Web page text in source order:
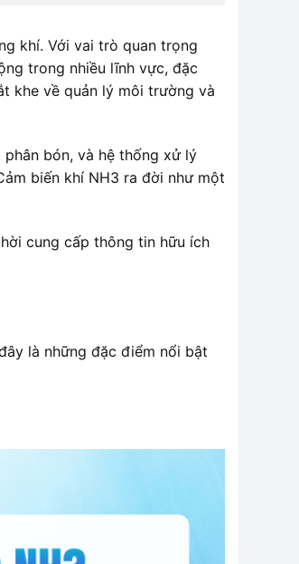
khí. Với vai trò quan trọng
trong nhiều lĩnh vực, đặc
khe về quản lý môi trường và
bón, và hệ thống xử lý
biến khí NH3 ra đời như một
cung cấp thông tin hữu ích
là những đặc điểm nổi bật